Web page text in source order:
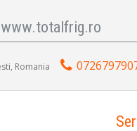
Romania